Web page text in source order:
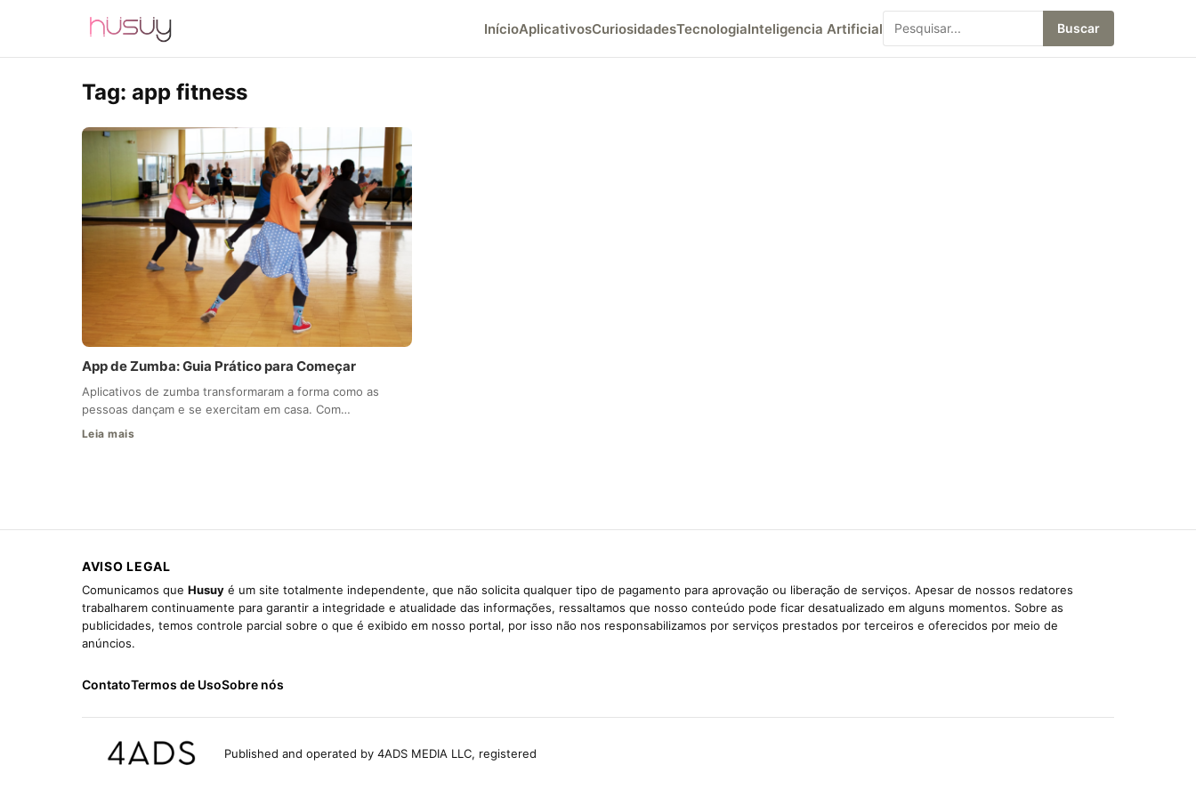
InícioAplicativosCuriosidadesTecnologiaInteligencia Artificial Buscar
Tag: app fitness
App de Zumba: Guia Prático para Começar
Aplicativos de zumba transformaram a forma como as
pessoas dançam e se exercitam em casa. Com…
Leia mais
AVISO LEGAL
Comunicamos que Husuy é um site totalmente independente, que não solicita qualquer tipo de pagamento para aprovação ou liberação de serviços. Apesar de nossos redatores
trabalharem continuamente para garantir a integridade e atualidade das informações, ressaltamos que nosso conteúdo pode ficar desatualizado em alguns momentos. Sobre as
publicidades, temos controle parcial sobre o que é exibido em nosso portal, por isso não nos responsabilizamos por serviços prestados por terceiros e oferecidos por meio de
anúncios.
ContatoTermos de UsoSobre nós
Published and operated by 4ADS MEDIA LLC, registered